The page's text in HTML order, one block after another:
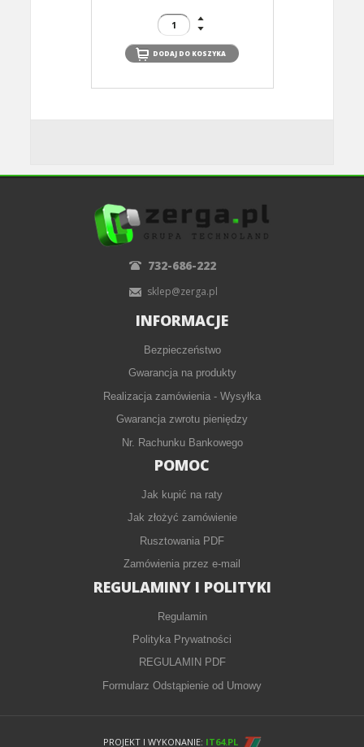
732-686-222
sklep@zerga.pl
INFORMACJE
Bezpieczeństwo
Gwarancja na produkty
Realizacja zamówienia - Wysyłka
Gwarancja zwrotu pieniędzy
Nr. Rachunku Bankowego
POMOC
Jak kupić na raty
Jak złożyć zamówienie
Rusztowania PDF
Zamówienia przez e-mail
REGULAMINY I POLITYKI
Regulamin
Polityka Prywatności
REGULAMIN PDF
Formularz Odstąpienie od Umowy
PROJEKT I WYKONANIE: IT64.PL